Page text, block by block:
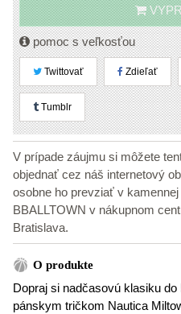
pomoc s veľkosťou
Twittovať Zdieľať
Tumblr
V prípade záujmu si môžete
objednať cez náš internetový
osobne ho prevziať v kamennej
BBALLTOWN v nákupnom
Bratislava.
O produkte
Dopraj si nadčasovú klasiku
pánskym tričkom Nautica